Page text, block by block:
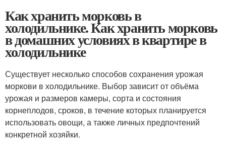
Как хранить морковь в
холодильнике. Как хранить морковь
в домашних условиях в квартире в
холодильнике
Существует несколько способов сохранения урожая
моркови в холодильнике. Выбор зависит от объёма
урожая и размеров камеры, сорта и состояния
корнеплодов, сроков, в течение которых планируется
использовать овощи, а также личных предпочтений
конкретной хозяйки.